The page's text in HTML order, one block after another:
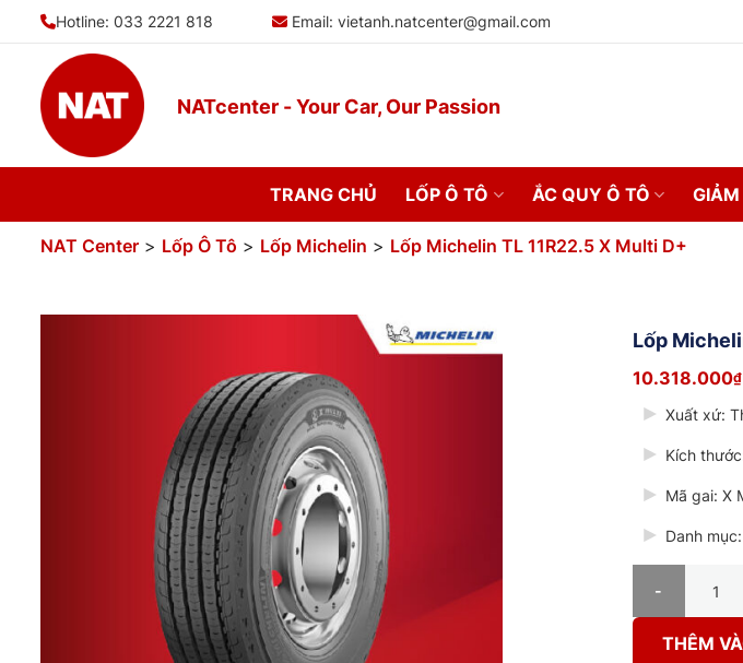
Hotline: 033 2221 818 Email: vietanh.natcenter@gmail.com
NATcenter - Your Car, Our Passion
TRANG CHỦ LỐP Ô TÔ ẮC QUY Ô TÔ GIẢM
NAT Center > Lốp Ô Tô > Lốp Michelin > Lốp Michelin TL 11R22.5 X Multi D+
Lốp
10.318.000₫
Xuất xứ:
Kích
Mã gai: X
Danh
THÊM